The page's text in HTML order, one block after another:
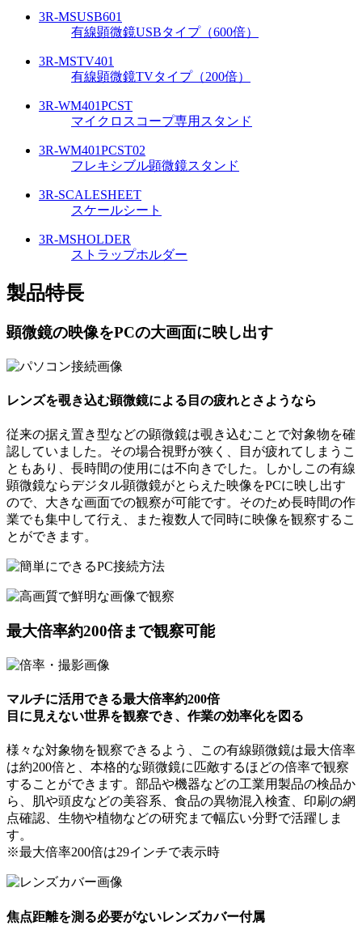
3R-MSUSB601
有線顕微鏡USBタイプ（600倍）
3R-MSTV401
有線顕微鏡TVタイプ（200倍）
3R-WM401PCST
マイクロスコープ専用スタンド
3R-WM401PCST02
フレキシブル顕微鏡スタンド
3R-SCALESHEET
スケールシート
3R-MSHOLDER
ストラップホルダー
製品特長
顕微鏡の映像をPCの大画面に映し出す
レンズを覗き込む顕微鏡による目の疲れとさようなら
従来の据え置き型などの顕微鏡は覗き込むことで対象物を確
認していました。その場合視野が狭く、目が疲れてしまうこ
ともあり、長時間の使用には不向きでした。しかしこの有線
顕微鏡ならデジタル顕微鏡がとらえた映像をPCに映し出す
ので、大きな画面での観察が可能です。そのため長時間の作
業でも集中して行え、また複数人で同時に映像を観察するこ
とができます。
最大倍率約200倍まで観察可能
マルチに活用できる最大倍率約200倍
目に見えない世界を観察でき、作業の効率化を図る
様々な対象物を観察できるよう、この有線顕微鏡は最大倍率
は約200倍と、本格的な顕微鏡に匹敵するほどの倍率で観察
することができます。部品や機器などの工業用製品の検品か
ら、肌や頭皮などの美容系、食品の異物混入検査、印刷の網
点確認、生物や植物などの研究まで幅広い分野で活躍しま
す。
※最大倍率200倍は29インチで表示時
焦点距離を測る必要がないレンズカバー付属